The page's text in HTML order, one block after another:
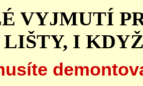
VYJMUTÍ
I